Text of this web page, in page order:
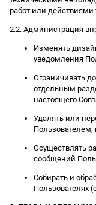
работ или действиями
2.2. Администрация
Изменять
уведомления
Ограничивать
отдельным
настоящего
Удалять или
Осуществлять
сообщений
Собирать и
Пользователях